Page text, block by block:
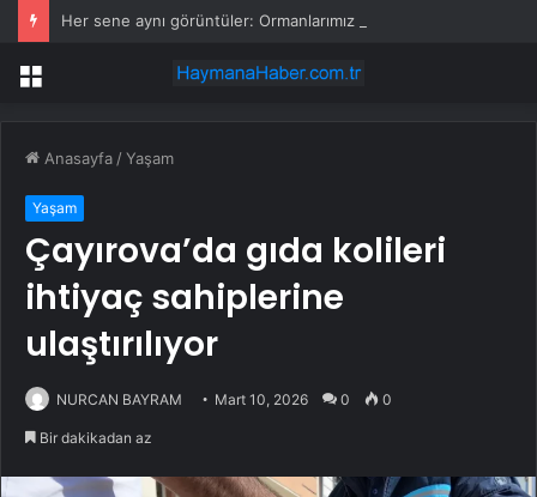
Menü
Anasayfa /Yaşam
Yaşam
Çayırova’da gıda kolileri
ihtiyaç sahiplerine
ulaştırılıyor
NURCAN BAYRAM Mart 10, 2026 0 0
Bir dakikadan az